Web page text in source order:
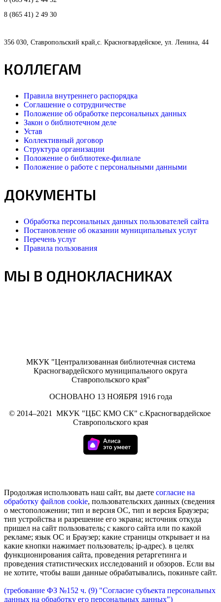
8 (865 41) 2 49 30
356 030, Ставропольский край,с. Красногвардейское, ул. Ленина, 44
КОЛЛЕГАМ
Правила внутреннего распорядка
Соглашение о сотрудничестве
Положение об обработке персональных данных
Закон о библиотечном деле
Устав
Коллективный договор
Структура организации
Положение о библиотеке-филиале
Положение о работе с персональными данными
ДОКУМЕНТЫ
Обработка персональных данных пользователей сайта
Постановление об оказании муниципальных услуг
Перечень услуг
Правила пользования
МЫ В ОДНОКЛАСНИКАХ
МКУК "Централизованная библиотечная система
Красногвардейского муниципального округа
Ставропольского края"
ОСНОВАНО 13 НОЯБРЯ 1916 года
© 2014–2021
МКУK "ЦБС КМО СК" с.Красногвардейское
Ставропольского края
Продолжая использовать наш сайт, вы даете согласие на
обработку файлов cookie, пользовательских данных (сведения
о местоположении; тип и версия ОС, тип и версия Браузера;
тип устройства и разрешение его экрана; источник откуда
пришел на сайт пользователь; с какого сайта или по какой
рекламе; язык ОС и Браузер; какие страницы открывает и на
какие кнопки нажимает пользователь; ip-адрес). в целях
функционирования сайта, проведения ретаргетинга и
проведения статистических исследований и обзоров. Если вы
не хотите, чтобы ваши данные обрабатывались, покиньте сайт.
(требование ФЗ №152 ч. (9) "Согласие субъекта персональных
данных на обработку его персональных данных")